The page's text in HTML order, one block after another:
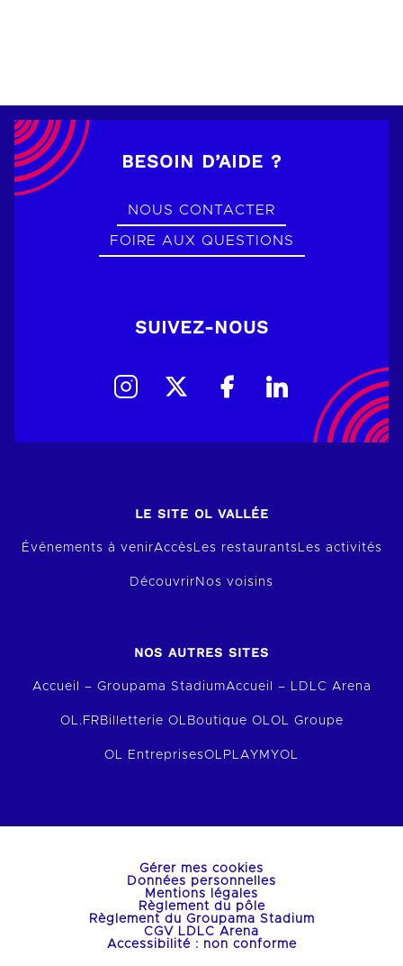
BESOIN D’AIDE ?
NOUS CONTACTER
FOIRE AUX QUESTIONS
SUIVEZ-NOUS
LE SITE OL VALLÉE
Événements à venirAccès Les restaurants Les activités
Découvrir Nos voisins
NOS AUTRES SITES
Accueil – Groupama StadiumAccueil – LDLC Arena
OL.FR Billetterie OL Boutique OL OL Groupe
OL EntreprisesOLPLAY MYOL
Gérer mes cookies
Données personnelles
Mentions légales
Règlement du pôle
Règlement du Groupama Stadium
CGV LDLC Arena
Accessibilité : non conforme